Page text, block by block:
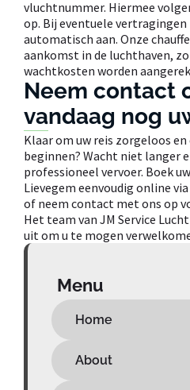
vluchtnummer. Hiermee
op. Bij eventuele
automatisch aan. Onze
aankomst in de luchthaven,
wachtkosten worden
Neem contact
vandaag nog
Klaar om uw reis zorgeloos
beginnen? Wacht niet langer
professioneel vervoer. Boek
Lievegem eenvoudig online
of neem contact met ons op
Het team van JM Service
uit om u te mogen
Menu
Home
About